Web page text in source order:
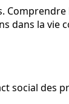
dans la vie
social des